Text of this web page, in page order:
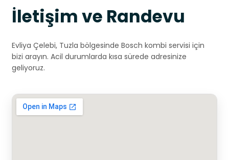
İletişim ve Randevu
Evliya Çelebi, Tuzla bölgesinde Bosch kombi servisi için
bizi arayın. Acil durumlarda kısa sürede adresinize
geliyoruz.